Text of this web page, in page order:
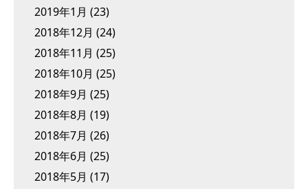
2019年1月 (23)
2018年12月 (24)
2018年11月 (25)
2018年10月 (25)
2018年9月 (25)
2018年8月 (19)
2018年7月 (26)
2018年6月 (25)
2018年5月 (17)